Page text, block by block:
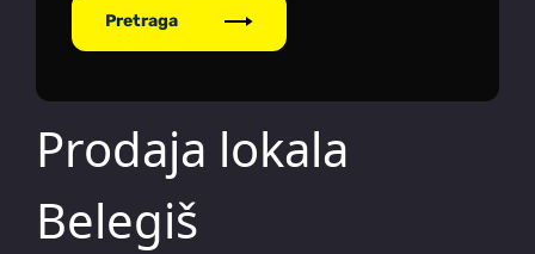
Pretraga
Prodaja lokala
Belegiš